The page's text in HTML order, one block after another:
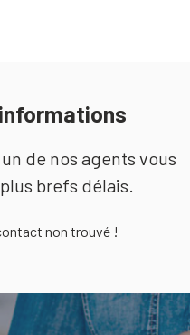
de nos agents vous
brefs délais.
non trouvé !